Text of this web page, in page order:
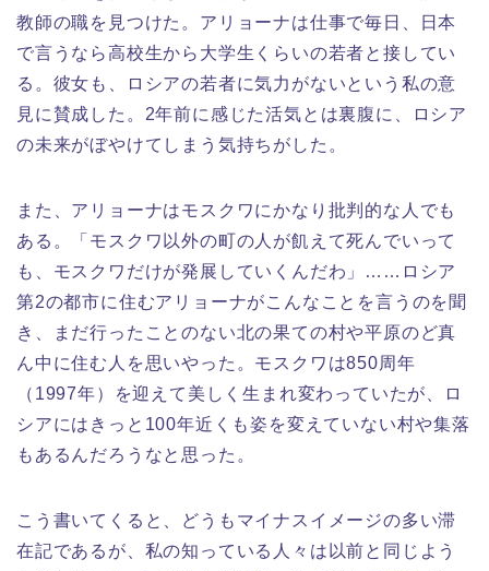
教師の職を見つけた。アリョーナは仕事で毎日、日本
で言うなら高校生から大学生くらいの若者と接してい
る。彼女も、ロシアの若者に気力がないという私の意
見に賛成した。2年前に感じた活気とは裏腹に、ロシア
の未来がぼやけてしまう気持ちがした。
また、アリョーナはモスクワにかなり批判的な人でも
ある。「モスクワ以外の町の人が飢えて死んでいって
も、モスクワだけが発展していくんだわ」……ロシア
第2の都市に住むアリョーナがこんなことを言うのを聞
き、まだ行ったことのない北の果ての村や平原のど真
ん中に住む人を思いやった。モスクワは850周年
（1997年）を迎えて美しく生まれ変わっていたが、ロ
シアにはきっと100年近くも姿を変えていない村や集落
もあるんだろうなと思った。
こう書いてくると、どうもマイナスイメージの多い滞
在記であるが、私の知っている人々は以前と同じよう